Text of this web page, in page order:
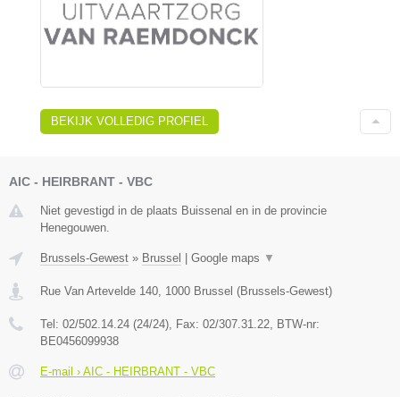
BEKIJK VOLLEDIG PROFIEL
AIC - HEIRBRANT - VBC
Niet gevestigd in de plaats Buissenal en in de provincie
Henegouwen.
Brussels-Gewest » Brussel Google maps ▼
Rue Van Artevelde 140, 1000 Brussel (Brussels-Gewest)
Tel: 02/502.14.24 (24/24), Fax: 02/307.31.22, BTW-nr:
BE0456099938
E-mail › AIC - HEIRBRANT - VBC